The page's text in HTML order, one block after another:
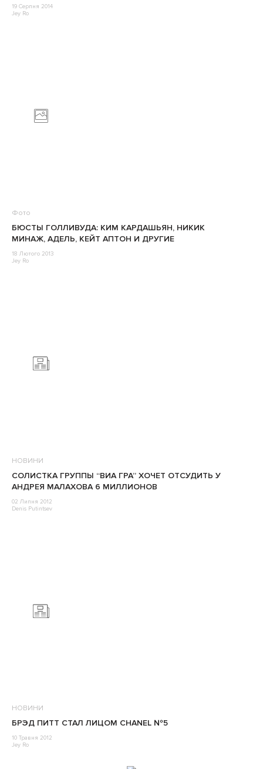
19 Серпня 2014
Jey Ro
Фото
БЮСТЫ ГОЛЛИВУДА: КИМ КАРДАШЬЯН, НИКИК
МИНАЖ, АДЕЛЬ, КЕЙТ АПТОН И ДРУГИЕ
18 Лютого 2013
Jey Ro
НОВИНИ
СОЛИСТКА ГРУППЫ “ВИА ГРА” ХОЧЕТ ОТСУДИТЬ У
АНДРЕЯ МАЛАХОВА 6 МИЛЛИОНОВ
02 Липня 2012
Denis Putintsev
НОВИНИ
БРЭД ПИТТ СТАЛ ЛИЦОМ CHANEL №5
10 Травня 2012
Jey Ro